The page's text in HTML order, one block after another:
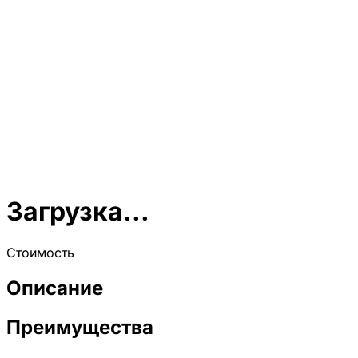
Загрузка...
Стоимость
Описание
Преимущества